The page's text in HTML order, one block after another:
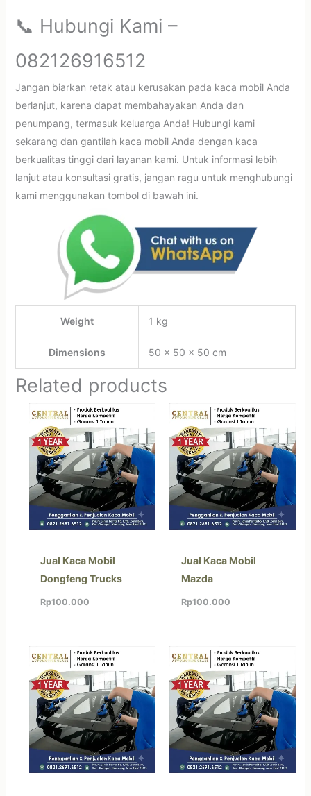
📞 Hubungi Kami –
082126916512
Jangan biarkan retak atau kerusakan pada kaca mobil Anda
berlanjut, karena dapat membahayakan Anda dan
penumpang, termasuk keluarga Anda! Hubungi kami
sekarang dan gantilah kaca mobil Anda dengan kaca
berkualitas tinggi dari layanan kami. Untuk informasi lebih
lanjut atau konsultasi gratis, jangan ragu untuk menghubungi
kami menggunakan tombol di bawah ini.
Weight 1 kg
Dimensions 50 × 50 × 50 cm
Related products
Jual Kaca Mobil
Dongfeng Trucks
Rp100.000
Jual Kaca Mobil
Mazda
Rp100.000